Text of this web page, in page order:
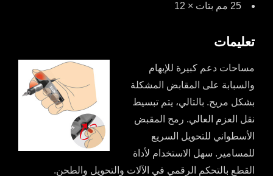
25 مم بتات × 12
تعليمات
مساحات دعم كبيرة للإبهام
والسبابة على المقابض المشكلة
بشكل مريح. بالتالي، يتم تبسيط
نقل العزم العالي. رمح المقبض
الأسطواني للتحويل السريع
للمسامير. سهل الاستخدام لأداة
القطع بالتحكم الرقمي في الآلات والتحويل والطحن.